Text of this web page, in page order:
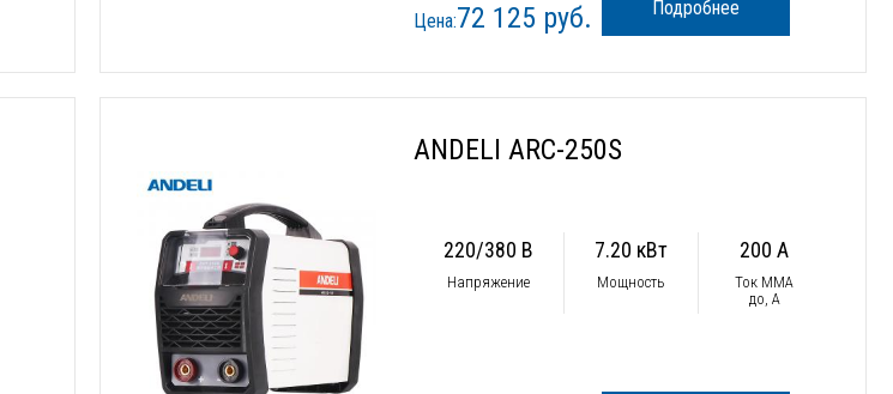
Цена:72 125 руб. Подробнее
ANDELI ARC-250S
220/380 В
Напряжение
7.20 кВт
Мощность
200 А
Ток ММА
до, А